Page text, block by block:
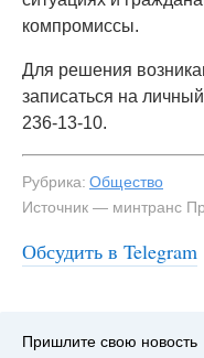
компромиссы.
Для решения
записаться на
236-13-10.
Рубрика: Общество
Источник — минтранс
Обсудить в Telegram
Пришлите свою новость